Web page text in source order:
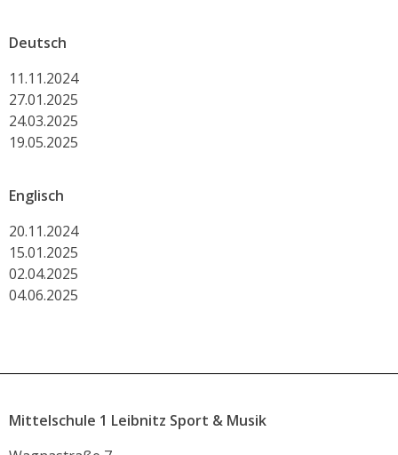
Deutsch
11.11.2024
27.01.2025
24.03.2025
19.05.2025
Englisch
20.11.2024
15.01.2025
02.04.2025
04.06.2025
Mittelschule 1 Leibnitz Sport & Musik